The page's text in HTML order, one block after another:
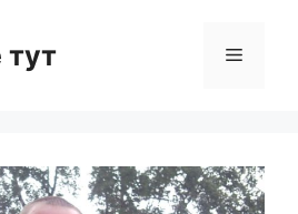
тут Menu